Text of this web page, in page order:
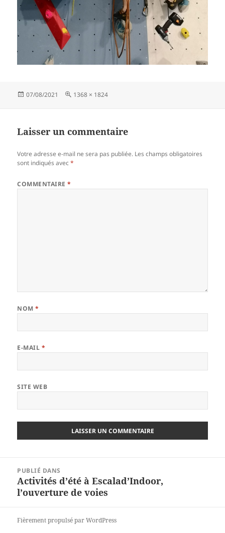
Publié
07/08/2021
Taille
1368 × 1824
Laisser un commentaire
Votre adresse e-mail ne sera pas publiée. Les champs obligatoires
sont indiqués avec*
COMMENTAIRE*
NOM*
E-MAIL *
SITE WEB
l’article
PUBLIÉ DANS
Activités d’été à Escalad’Indoor,
l’ouverture de voies
Fièrement propulsé par WordPress